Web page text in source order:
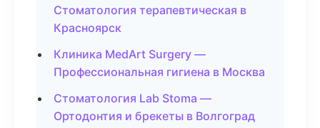
Стоматология терапевтическая в
Красноярск
Клиника MedArt Surgery —
Профессиональная гигиена в Москва
Стоматология Lab Stoma —
Ортодонтия и брекеты в Волгоград